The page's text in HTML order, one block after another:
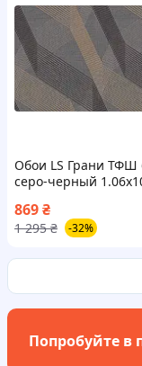
Обои LS Грани ТФШ
серо-черный
869₴
1 295 ₴ -32%
Попробуйте в